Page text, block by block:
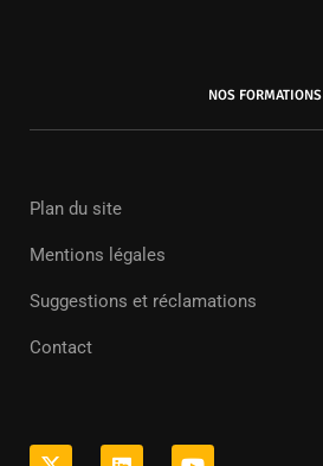
NOS FORMATIONS
Plan du site
Mentions légales
Suggestions et réclamations
Contact